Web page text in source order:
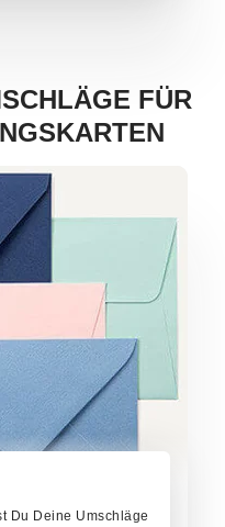
FÜR
Du Deine Umschläge